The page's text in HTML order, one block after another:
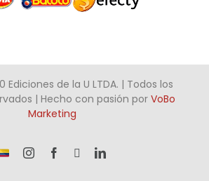
Ediciones de la U LTDA. | Todos los
| Hecho con pasión por VoBo
Marketing
InstagramFacebook LinkedIn